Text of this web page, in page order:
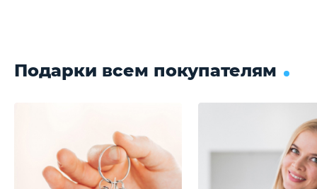
Подарки всем покупателям